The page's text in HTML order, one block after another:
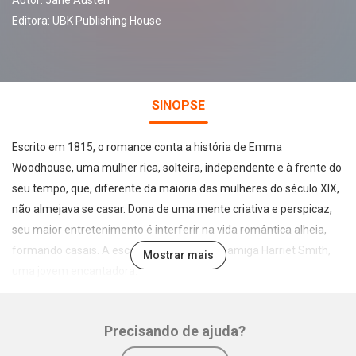
Editora: UBK Publishing House
SINOPSE
Escrito em 1815, o romance conta a história de Emma
Woodhouse, uma mulher rica, solteira, independente e à frente do
seu tempo, que, diferente da maioria das mulheres do século XIX,
não almejava se casar. Dona de uma mente criativa e perspicaz,
seu maior entretenimento é interferir na vida romântica alheia,
formando casais. A escolhida da vez é sua amiga Harriet Smith,
uma jovem encantadora.
personagem não esperava era que a chegada de um jovem
Mostrar mais
Precisando de ajuda?